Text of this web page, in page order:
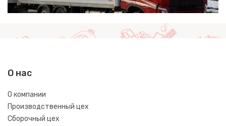
О нас
О компании
Производственный цех
Сборочный цех